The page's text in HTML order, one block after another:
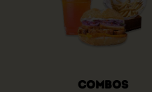
Combos